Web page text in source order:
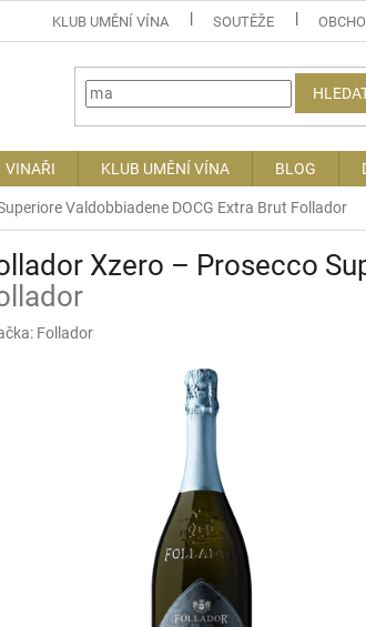
KLUB UMĚNÍ VÍNA SOUTĚŽE
VINAŘI KLUB UMĚNÍ VÍNA BLOG
Valdobbiadene DOCG Extra Brut Follador
Xzero – Prosecco
Follador